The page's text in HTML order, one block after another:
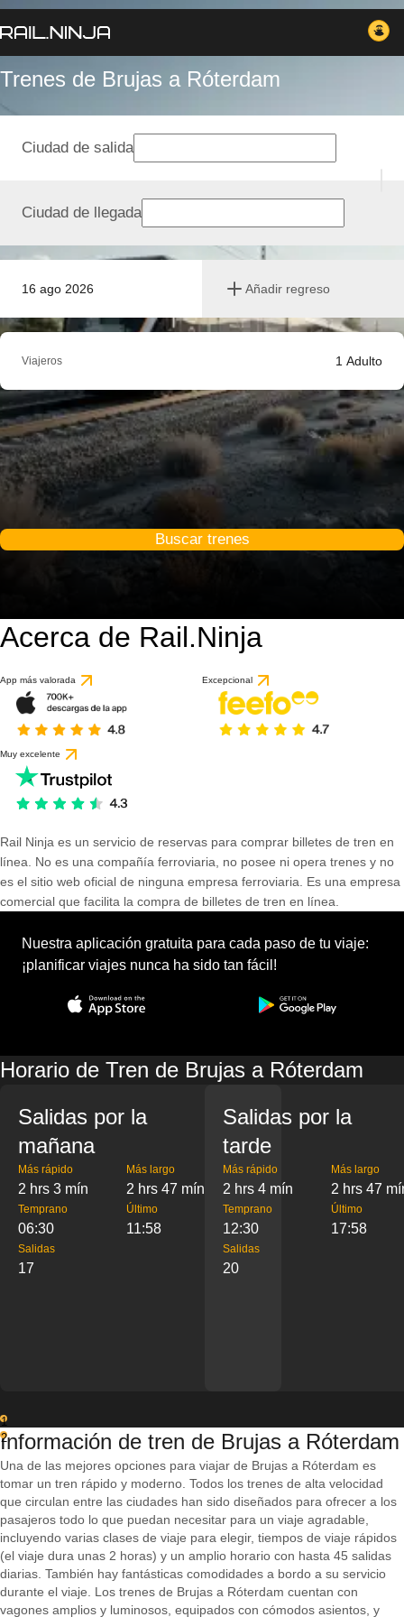
Trenes de Brujas a Róterdam
16 ago 2026 Añadir regreso
Ciudad de salida
Ciudad de llegada
Viajeros 1 Adulto
Buscar trenes
Acerca de Rail.Ninja
App más valorada Excepcional
Muy excelente
Rail Ninja es un servicio de reservas para comprar billetes de tren en
línea. No es una compañía ferroviaria, no posee ni opera trenes y no
es el sitio web oficial de ninguna empresa ferroviaria. Es una empresa
comercial que facilita la compra de billetes de tren en línea.
Nuestra aplicación gratuita para cada paso de tu viaje:
¡planificar viajes nunca ha sido tan fácil!
Horario de Tren de Brujas a Róterdam
Salidas por la
mañana
Más rápido
2 hrs 3 mín
Más largo
2 hrs 47 mín
Temprano
06:30
Último
11:58
Salidas
17
Salidas por la
tarde
Más rápido
2 hrs 4 mín
Más largo
2 hrs 47
Temprano
12:30
Último
17:58
Salidas
20
1
2
Información de tren de Brujas a Róterdam
Una de las mejores opciones para viajar de Brujas a Róterdam es
tomar un tren rápido y moderno. Todos los trenes de alta velocidad
que circulan entre las ciudades han sido diseñados para ofrecer a los
pasajeros todo lo que puedan necesitar para un viaje agradable,
incluyendo varias clases de viaje para elegir, tiempos de viaje rápidos
(el viaje dura unas 2 horas) y un amplio horario con hasta 45 salidas
diarias. También hay fantásticas comodidades a bordo a su servicio
durante el viaje. Los trenes de Brujas a Róterdam cuentan con
vagones amplios y luminosos, equipados con cómodos asientos, y